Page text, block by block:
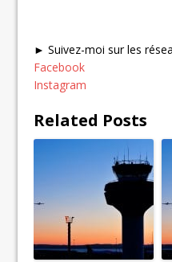
► Suivez-moi sur les
Facebook
Instagram
Related Posts